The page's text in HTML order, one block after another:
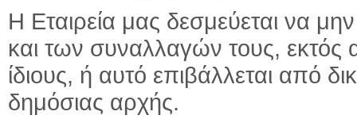
Η Εταιρεία μας δεσμεύεται να
και των συναλλαγών τους, εκτός
ίδιους, ή αυτό επιβάλλεται από
δημόσιας αρχής.